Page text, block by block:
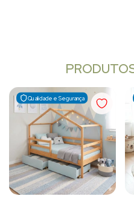
Qualidade e Segurança